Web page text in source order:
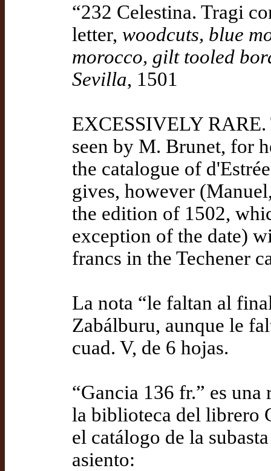
“232 Celestina. Tragi
letter, woodcuts, blue
morocco, gilt tooled
Sevilla, 1501
EXCESSIVELY RARE.
seen by M. Brunet, for
the catalogue of
gives, however
the edition of 1502,
exception of the date)
francs in the Techener
La nota “le faltan al
Zabálburu, aunque le
cuad. V, de 6 hojas.
“Gancia 136 fr.” es una
la biblioteca del librero
el catálogo de la
asiento: